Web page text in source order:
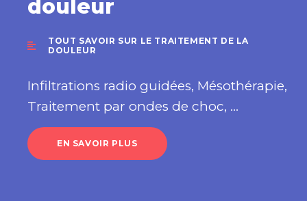
douleur
TOUT SAVOIR SUR LE TRAITEMENT DE LA
DOULEUR
Infiltrations radio guidées, Mésothérapie,
Traitement par ondes de choc, ...
EN SAVOIR PLUS